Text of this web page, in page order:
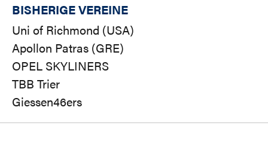
BISHERIGE VEREINE
Uni of Richmond (USA)
Apollon Patras (GRE)
OPEL SKYLINERS
TBB Trier
Giessen46ers